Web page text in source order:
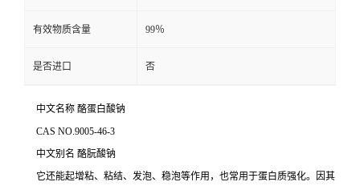
有效物质含量 99％
是否进口 否
中文名称 酪蛋白酸钠
CAS NO.9005-46-3
中文别名 酪朊酸钠
它还能起增粘、粘结、发泡、稳泡等作用，也常用于蛋白质强化。因其